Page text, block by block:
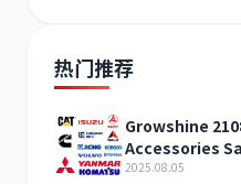
热门推荐
Growshine
Accessories
2025.08.05